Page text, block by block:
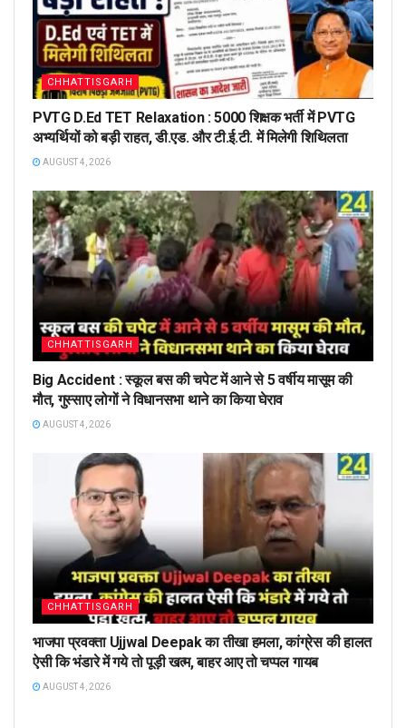
CHHATTISGARH
PVTG D.Ed TET Relaxation : 5000 शिक्षक भर्ती में PVTG
अभ्यर्थियों को बड़ी राहत, डी.एड. और टी.ई.टी. में मिलेगी शिथिलता
AUGUST 4, 2026
CHHATTISGARH
Big Accident : स्कूल बस की चपेट में आने से 5 वर्षीय मासूम की
मौत, गुस्साए लोगों ने विधानसभा थाने का किया घेराव
AUGUST 4, 2026
CHHATTISGARH
भाजपा प्रवक्ता Ujjwal Deepak का तीखा हमला, कांग्रेस की हालत
ऐसी कि भंडारे में गये तो पूड़ी खत्म, बाहर आए तो चप्पल गायब
AUGUST 4, 2026